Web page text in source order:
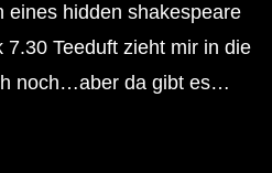
eines hidden shakespeare
7.30 Teeduft zieht mir in die
noch…aber da gibt es…